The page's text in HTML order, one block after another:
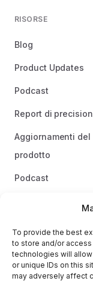
To provide the best
to store and/or
technologies will
or unique IDs on this
may adversely affect
RISORSE
Blog
Product Updates
Podcast
Report di
Aggiornamenti del
prodotto
Podcast